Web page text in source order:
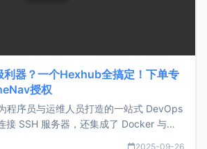
利器？一个Hexhub全搞定！下单专
授权
程序员与运维人员打造的一站式 DevOps
接 SSH 服务器，还集成了 Docker 与常
2025-09-26